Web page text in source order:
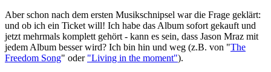
Aber schon nach dem ersten Musikschnipsel war die Frage geklärt:
und ob ich ein Ticket will! Ich habe das Album sofort gekauft und
jetzt mehrmals komplett gehört - kann es sein, dass Jason Mraz mit
jedem Album besser wird? Ich bin hin und weg (z.B. von "The
Freedom Song" oder "Living in the moment").